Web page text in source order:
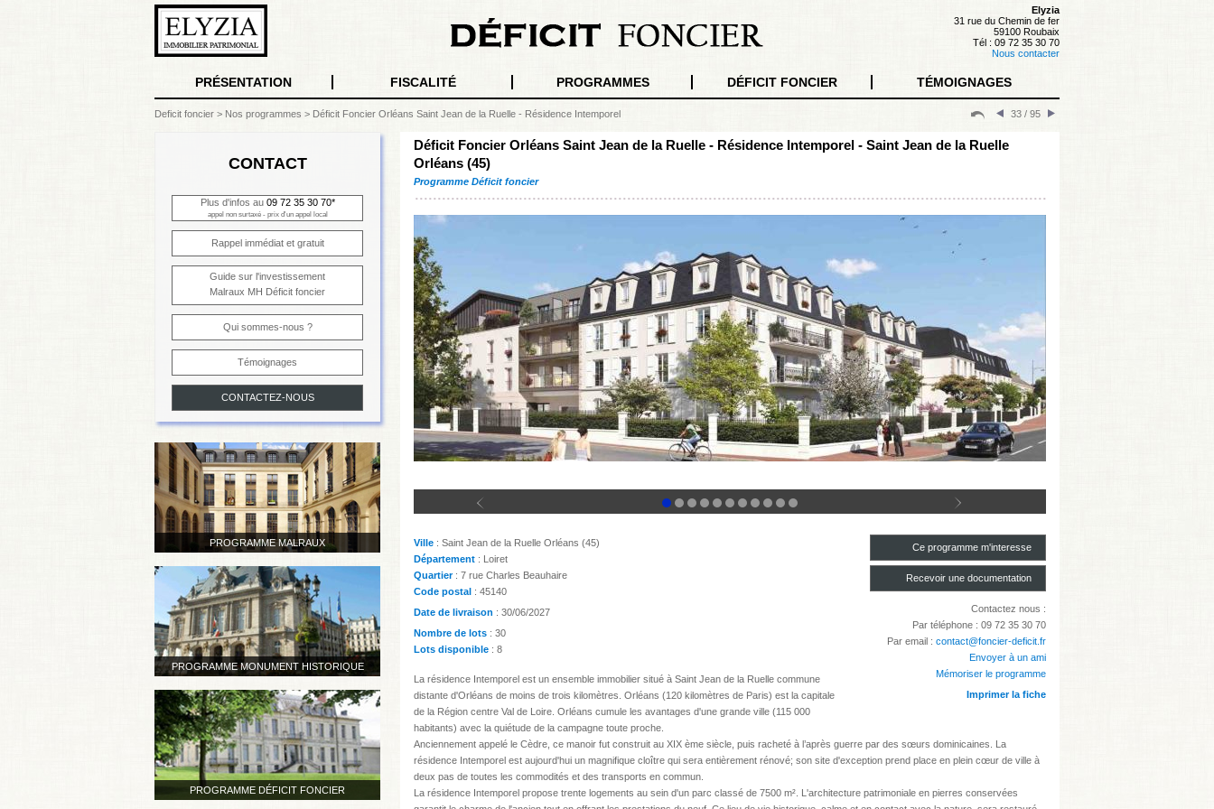
Elyzia
31 rue du Chemin de fer
59100 Roubaix
Tél : 09 72 35 30 70
Nous contacter
PRÉSENTATION FISCALITÉ PROGRAMMES DÉFICIT FONCIER TÉMOIGNAGES
Deficit foncier > Nos programmes > Déficit Foncier Orléans Saint Jean de la Ruelle - Résidence Intemporel 33 / 95
Déficit Foncier Orléans Saint Jean de la Ruelle - Résidence Intemporel - Saint Jean de la Ruelle
Orléans (45)
Programme Déficit foncier
Ce programme m'interesse
Recevoir une documentation
Contactez nous :
Par téléphone : 09 72 35 30 70
Par email : contact@foncier-deficit.fr
Envoyer à un ami
Mémoriser le programme
Imprimer la fiche
Ville : Saint Jean de la Ruelle Orléans (45)
Département : Loiret
Quartier: 7 rue Charles Beauhaire
Code postal : 45140
Date de livraison : 30/06/2027
Nombre de lots : 30
Lots disponible : 8
La résidence Intemporel est un ensemble immobilier situé à Saint Jean de la Ruelle commune
distante d'Orléans de moins de trois kilomètres. Orléans (120 kilomètres de Paris) est la capitale
de la Région centre Val de Loire. Orléans cumule les avantages d'une grande ville (115 000
habitants) avec la quiétude de la campagne toute proche.
Anciennement appelé le Cèdre, ce manoir fut construit au XIX ème siècle, puis racheté à l’après guerre par des sœurs dominicaines. La
résidence Intemporel est aujourd'hui un magnifique cloître qui sera entièrement rénové; son site d'exception prend place en plein cœur de ville à
deux pas de toutes les commodités et des transports en commun.
La résidence Intemporel propose trente logements au sein d'un parc classé de 7500 m². L'architecture patrimoniale en pierres conservées
CONTACT
Plus d'infos au 09 72 35 30 70*
appel non surtaxé - prix d'un appel local
Rappel immédiat et gratuit
Guide sur l'investissement
Malraux MH Déficit foncier
Qui sommes-nous ?
Témoignages
CONTACTEZ-NOUS
PROGRAMME MALRAUX
PROGRAMME MONUMENT HISTORIQUE
PROGRAMME DÉFICIT FONCIER